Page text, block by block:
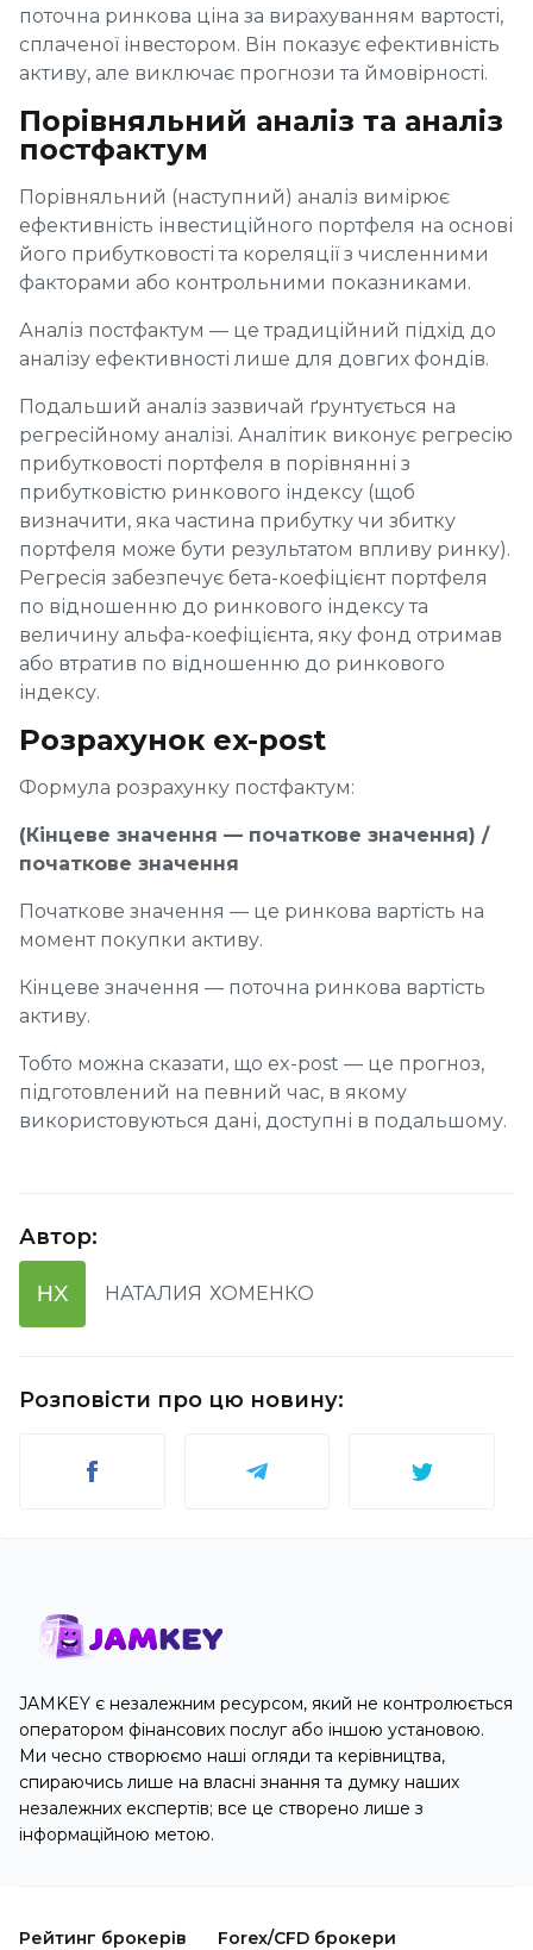
поточна ринкова ціна за вирахуванням вартості,
сплаченої інвестором. Він показує ефективність
активу, але виключає прогнози та ймовірності.
Порівняльний аналіз та аналіз
постфактум
Порівняльний (наступний) аналіз вимірює
ефективність інвестиційного портфеля на основі
його прибутковості та кореляції з численними
факторами або контрольними показниками.
Аналіз постфактум — це традиційний підхід до
аналізу ефективності лише для довгих фондів.
Подальший аналіз зазвичай ґрунтується на
регресійному аналізі. Аналітик виконує регресію
прибутковості портфеля в порівнянні з
прибутковістю ринкового індексу (щоб
визначити, яка частина прибутку чи збитку
портфеля може бути результатом впливу ринку).
Регресія забезпечує бета-коефіцієнт портфеля
по відношенню до ринкового індексу та
величину альфа-коефіцієнта, яку фонд отримав
або втратив по відношенню до ринкового
індексу.
Розрахунок ex-post
Формула розрахунку постфактум:
(Кінцеве значення — початкове значення) /
початкове значення
Початкове значення — це ринкова вартість на
момент покупки активу.
Кінцеве значення — поточна ринкова вартість
активу.
Тобто можна сказати, що ex-post — це прогноз,
підготовлений на певний час, в якому
використовуються дані, доступні в подальшому.
Автор:
НХ НАТАЛИЯ ХОМЕНКО
Розповісти про цю новину:
JAMKEY є незалежним ресурсом, який не контролюється
оператором фінансових послуг або іншою установою.
Ми чесно створюємо наші огляди та керівництва,
спираючись лише на власні знання та думку наших
незалежних експертів; все це створено лише з
інформаційною метою.
Рейтинг брокерів Forex/CFD брокери